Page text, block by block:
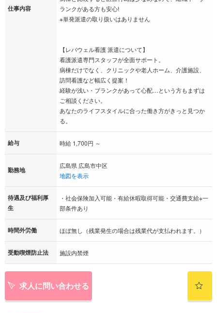
仕事内容
ランクがある方も安心!
※単発派遣の取り扱いはありません
【レバウェル看護 派遣について】
看護派遣専門スタッフが全面サポート。
病棟だけでなく、クリニックや老人ホーム、介護施設、
訪問看護など幅広く提案！
経験が浅い・ブランクがあって心配…という方もまずは
ご相談ください。
あなたのライフスタイルに合った働き方がきっと見つか
る。
給与 時給 1,700円 ～
勤務地
広島県 広島市中区
地図を表示
待遇及び福利厚
生
・社会保険加入可能・有給休暇取得可能・交通費支給※一
部条件あり
時間外労働 ほぼ無し（残業発生の場合は残業代が支払われます。）
受動喫煙防止法 施設内禁煙
求人に問い合わせる